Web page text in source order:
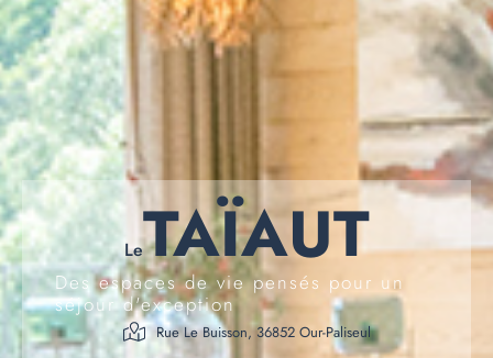
LeTAÏAUT
Des espaces de vie pensés pour un
séjour d'exception
Rue Le Buisson, 36852 Our-Paliseul